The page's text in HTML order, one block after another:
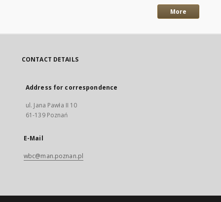
More
CONTACT DETAILS
Address for correspondence
ul. Jana Pawła II 10
61-139 Poznań
E-Mail
wbc@man.poznan.pl